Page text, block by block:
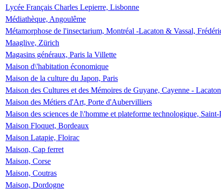
Lycée Français Charles Lepierre, Lisbonne
Médiathèque, Angoulême
Métamorphose de l'insectarium, Montréal -Lacaton & Vassal,
Maaglive, Zürich
Magasins généraux, Paris la Villette
Maison d\'habitation économique
Maison de la culture du Japon, Paris
Maison des Cultures et des Mémoires de Guyane, Cayenne -
Maison des Métiers d'Art, Porte d'Aubervilliers
Maison des sciences de l\'homme et plateforme technologique,
Maison Floquet, Bordeaux
Maison Latapie, Floirac
Maison, Cap ferret
Maison, Corse
Maison, Coutras
Maison, Dordogne